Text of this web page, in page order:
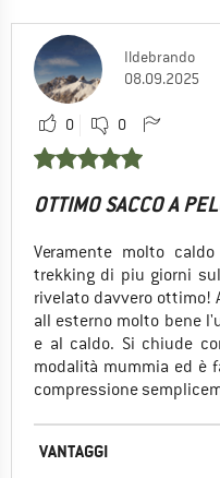
Ildebrando
08.09.2025
0 0
OTTIMO SACCO A
Veramente molto
trekking di piu giorni
rivelato davvero ottimo!
all esterno molto bene
e al caldo. Si chiude
modalità mummia ed è
compressione
VANTAGGI